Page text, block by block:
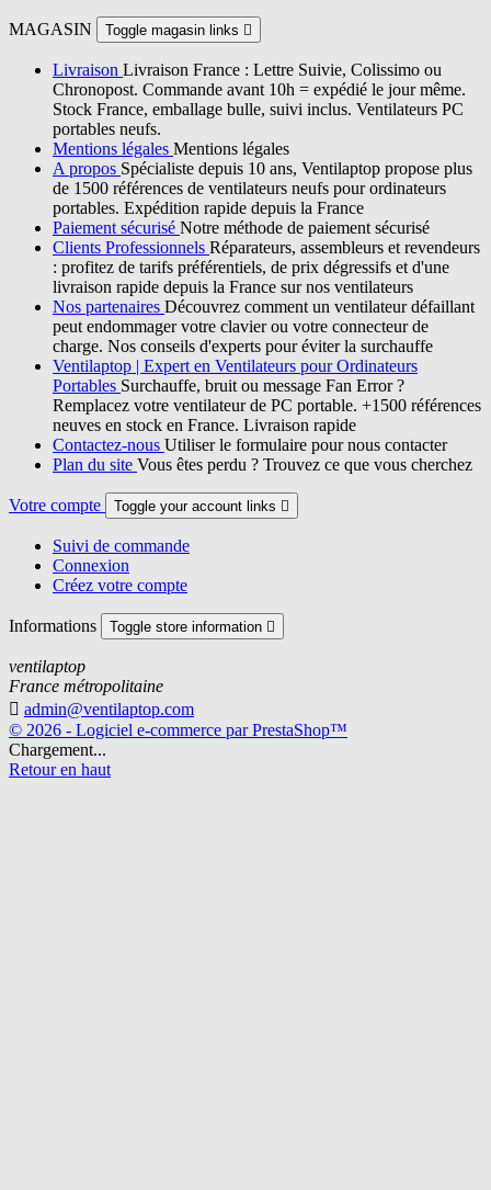
MAGASIN Toggle magasin links 
Livraison Livraison France : Lettre Suivie, Colissimo ou
Chronopost. Commande avant 10h = expédié le jour même.
Stock France, emballage bulle, suivi inclus. Ventilateurs PC
portables neufs.
Mentions légales Mentions légales
A propos Spécialiste depuis 10 ans, Ventilaptop propose plus
de 1500 références de ventilateurs neufs pour ordinateurs
portables. Expédition rapide depuis la France
Paiement sécurisé Notre méthode de paiement sécurisé
Clients Professionnels Réparateurs, assembleurs et revendeurs
: profitez de tarifs préférentiels, de prix dégressifs et d'une
livraison rapide depuis la France sur nos ventilateurs
Nos partenaires Découvrez comment un ventilateur défaillant
peut endommager votre clavier ou votre connecteur de
charge. Nos conseils d'experts pour éviter la surchauffe
Ventilaptop | Expert en Ventilateurs pour Ordinateurs
Portables Surchauffe, bruit ou message Fan Error ?
Remplacez votre ventilateur de PC portable. +1500 références
neuves en stock en France. Livraison rapide
Contactez-nous Utiliser le formulaire pour nous contacter
Plan du site Vous êtes perdu ? Trouvez ce que vous cherchez
Votre compte Toggle your account links 
Suivi de commande
Connexion
Créez votre compte
Informations Toggle store information 
ventilaptop
France métropolitaine
 admin@ventilaptop.com
© 2026 - Logiciel e-commerce par PrestaShop™
Chargement...
Retour en haut